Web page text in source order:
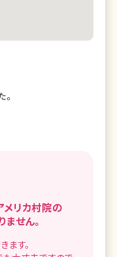
メリカ村院の
せん。
ます。